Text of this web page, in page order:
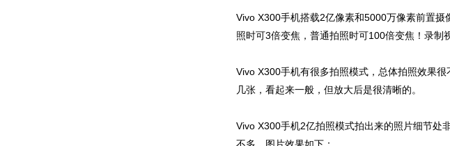
Vivo X300手机搭载2亿像素和5000万像素前置
照时可3倍变焦，普通拍照时可100倍变焦！录制
Vivo X300手机有很多拍照模式，总体拍照效果
几张，看起来一般，但放大后是很清晰的。
Vivo X300手机2亿拍照模式拍出来的照片细节处